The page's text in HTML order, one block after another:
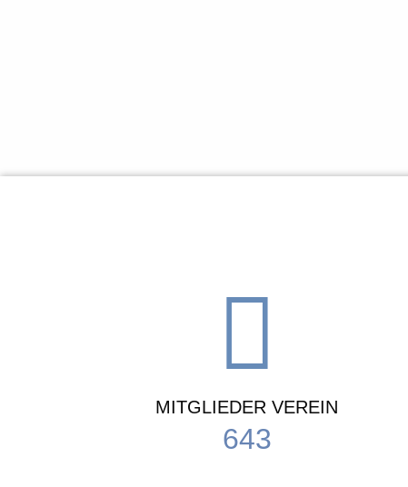
MITGLIEDER VEREIN
643